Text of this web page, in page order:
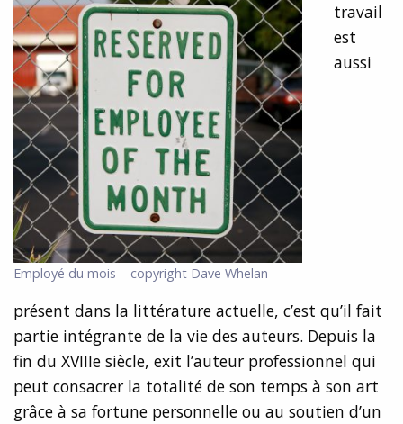
Employé du mois – copyright Dave Whelan
travail
est
aussi
présent dans la littérature actuelle, c’est qu’il fait
partie intégrante de la vie des auteurs. Depuis la
fin du XVIIIe siècle, exit l’auteur professionnel qui
peut consacrer la totalité de son temps à son art
grâce à sa fortune personnelle ou au soutien d’un